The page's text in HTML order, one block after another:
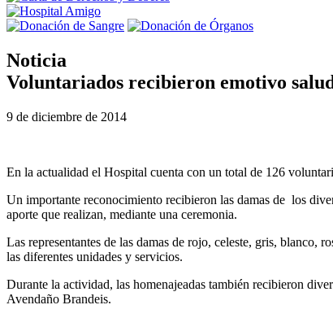
Noticia
Voluntariados recibieron emotivo
9 de diciembre de 2014
En la actualidad el Hospital cuenta con un total de 126
Un importante reconocimiento recibieron las damas de los
aporte que realizan, mediante una ceremonia.
Las representantes de las damas de rojo, celeste, gris, blanco,
las diferentes unidades y servicios.
Durante la actividad, las homenajeadas también recibieron
Avendaño Brandeis.